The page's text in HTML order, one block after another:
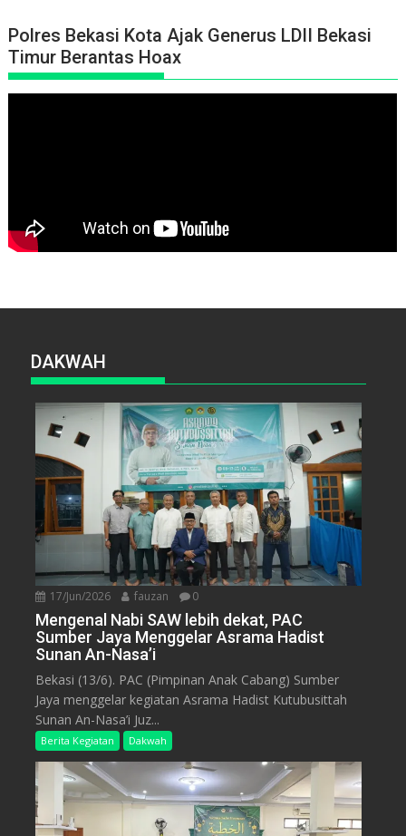
Polres Bekasi Kota Ajak Generus LDII Bekasi
Timur Berantas Hoax
DAKWAH
17/Jun/2026 fauzan 0
Mengenal Nabi SAW lebih dekat, PAC
Sumber Jaya Menggelar Asrama Hadist
Sunan An-Nasa’i
Bekasi (13/6). PAC (Pimpinan Anak Cabang) Sumber
Jaya menggelar kegiatan Asrama Hadist Kutubusittah
Sunan An-Nasa’i Juz...
Berita Kegiatan Dakwah